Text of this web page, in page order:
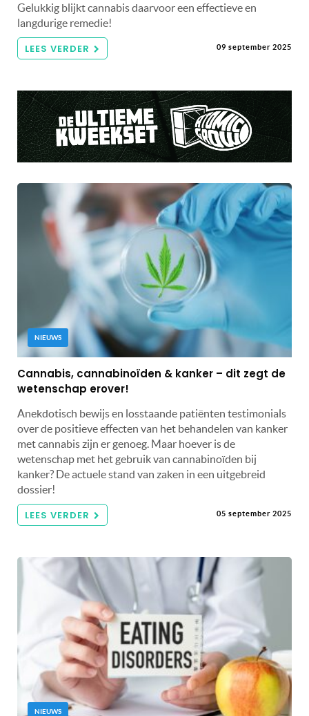
Gelukkig blijkt cannabis daarvoor een effectieve en
langdurige remedie!
LEES VERDER 09 september 2025
NIEUWS
Cannabis, cannabinoïden & kanker – dit zegt de
wetenschap erover!
Anekdotisch bewijs en losstaande patiënten testimonials
over de positieve effecten van het behandelen van kanker
met cannabis zijn er genoeg. Maar hoever is de
wetenschap met het gebruik van cannabinoïden bij
kanker? De actuele stand van zaken in een uitgebreid
dossier!
LEES VERDER 05 september 2025
NIEUWS